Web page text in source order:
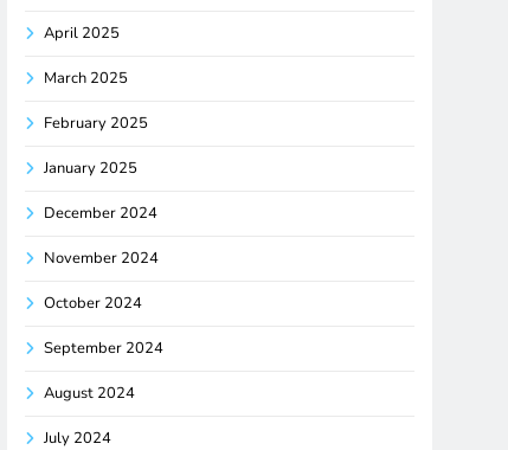
April 2025
March 2025
February 2025
January 2025
December 2024
November 2024
October 2024
September 2024
August 2024
July 2024